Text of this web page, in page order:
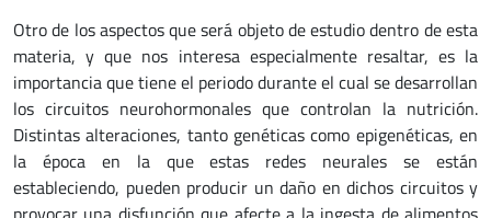
Otro de los aspectos que será objeto de estudio dentro de esta
materia, y que nos interesa especialmente resaltar, es la
importancia que tiene el periodo durante el cual se desarrollan
los circuitos neurohormonales que controlan la nutrición.
Distintas alteraciones, tanto genéticas como epigenéticas, en
la época en la que estas redes neurales se están
estableciendo, pueden producir un daño en dichos circuitos y